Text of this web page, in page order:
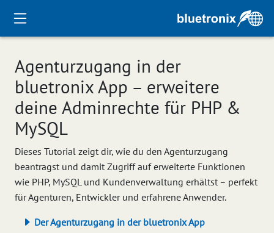
Agenturzugang in der
bluetronix App – erweitere
deine Adminrechte für PHP &
MySQL
Dieses Tutorial zeigt dir, wie du den Agenturzugang
beantragst und damit Zugriff auf erweiterte Funktionen
wie PHP, MySQL und Kundenverwaltung erhältst – perfekt
für Agenturen, Entwickler und erfahrene Anwender.
Der Agenturzugang in der bluetronix App